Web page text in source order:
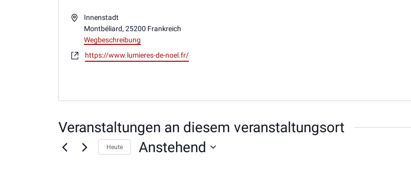
AdresseInnenstadt
Montbéliard, 25200 Frankreich
Wegbeschreibung
Webseitehttps://www.lumieres-de-noel.fr/
Veranstaltungen an diesem veranstaltungsort
Heute Anstehend